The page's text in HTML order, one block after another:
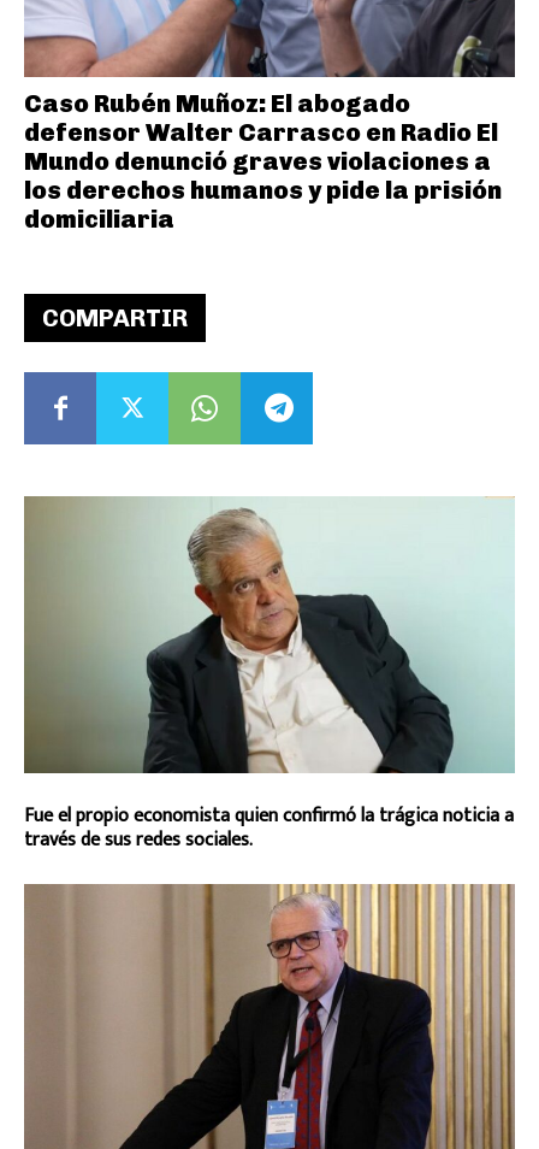
COMPARTIR
Fue el propio economista quien confirmó la trágica noticia a
través de sus redes sociales.
Caso Rubén Muñoz: El abogado
defensor Walter Carrasco en Radio El
Mundo denunció graves violaciones a
los derechos humanos y pide la prisión
domiciliaria